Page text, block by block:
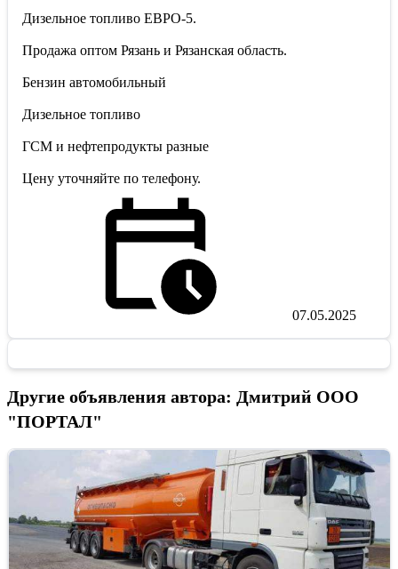
Дизельное топливо ЕВРО-5.
Продажа оптом Рязань и Рязанская область.
Бензин автомобильный
Дизельное топливо
ГСМ и нефтепродукты разные
Цену уточняйте по телефону.
07.05.2025
Другие объявления автора: Дмитрий ООО
"ПОРТАЛ"